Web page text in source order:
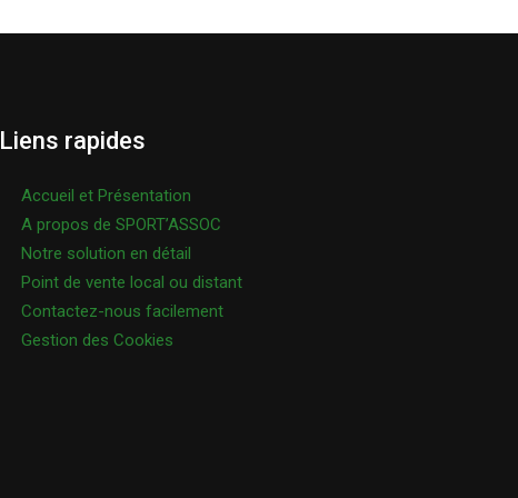
Liens rapides
Accueil et Présentation
A propos de SPORT’ASSOC
Notre solution en détail
Point de vente local ou distant
Contactez-nous facilement
Gestion des Cookies